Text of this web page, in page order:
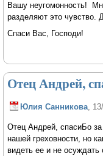
Вашу неугомонность!
разделяют это чувство.
Спаси Вас, Господи!
Отец Андрей,
Юлия Санникова,
Отец Андрей, спасиБо
нашей греховности, но
видеть ее и не